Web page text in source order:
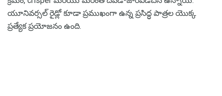
యూనివర్సల్ రైడ్లో కూడా ప్రముఖంగా ఉన్న ప్రసిద్ధ పాత్రల యొక్క
ప్రత్యేక ప్రయోజనం ఉంది.